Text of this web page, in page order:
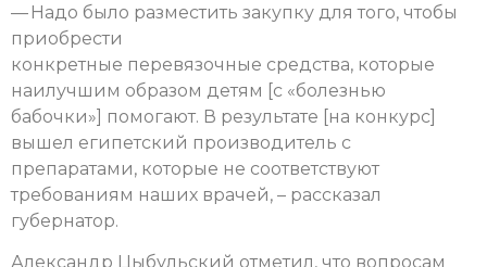
— Надо было разместить закупку для того, чтобы
приобрести
конкретные перевязочные средства, которые
наилучшим образом детям [с «болезнью
бабочки»] помогают. В результате [на конкурс]
вышел египетский производитель с
препаратами, которые не соответствуют
требованиям наших врачей, – рассказал
губернатор.
Александр Цыбульский отметил, что вопросам